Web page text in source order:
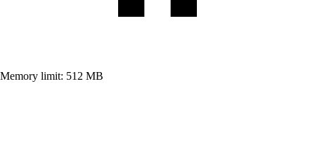
Memory limit: 512 MB